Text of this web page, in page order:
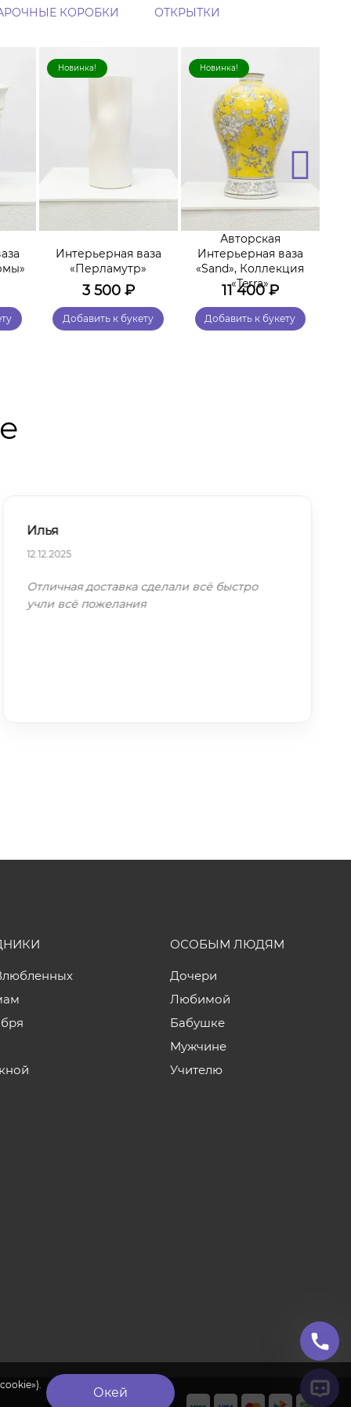
КОРОБКИ ОТКРЫТКИ
Новинка!
Интерьерная ваза
«Перламутр»
3 500₽
Добавить к букету
Новинка!
Авторская
Интерьерная ваза
«Sand», Коллекция
«Terra»
11 400₽
Добавить к букету
Илья
12.12.2025
Отличная доставка сделали всё быстро
учли всё пожелания
Окей
ОСОБЫМ ЛЮДЯМ
Дочери
Любимой
Бабушке
Мужчине
Учителю